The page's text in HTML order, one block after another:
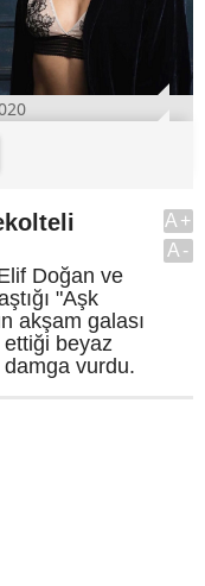
Doğan ve
"Aşk
akşam galası
beyaz
vurdu.
A+
A-